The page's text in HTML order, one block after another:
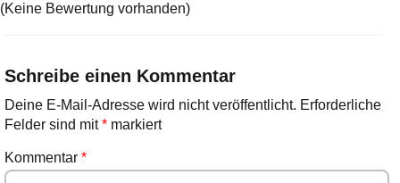
(Keine Bewertung vorhanden)
Schreibe einen Kommentar
Deine E-Mail-Adresse wird nicht veröffentlicht. Erforderliche
Felder sind mit*markiert
Kommentar *